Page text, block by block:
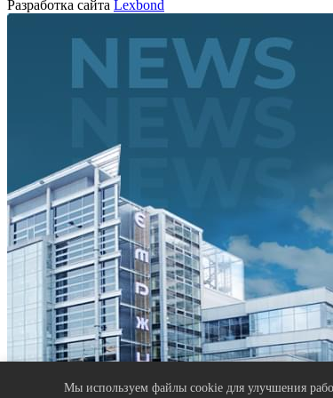
Разработка сайта Lexbond
Только актуальные новости рынка ретейла
Мы используем файлы cookie для улучшения